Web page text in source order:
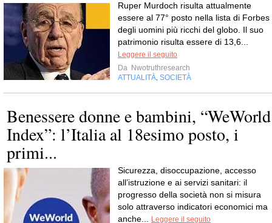
Ruper Murdoch risulta attualmente
essere al 77° posto nella lista di Forbes
degli uomini più ricchi del globo. Il suo
patrimonio risulta essere di 13,6...
Leggere il seguito
Da Nwotruthresearch
ATTUALITÀ SOCIETÀ
Benessere donne e bambini, “WeWorld
Index”: l’Italia al 18esimo posto, i
primi...
Sicurezza, disoccupazione, accesso
all’istruzione e ai servizi sanitari: il
progresso della società non si misura
solo attraverso indicatori economici ma
anche...
Leggere il seguito